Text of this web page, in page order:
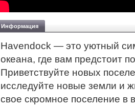
Информация
Havendock — это уютный
океана, где вам предстоит
Приветствуйте новых
исследуйте новые земли и
свое скромное поселение в